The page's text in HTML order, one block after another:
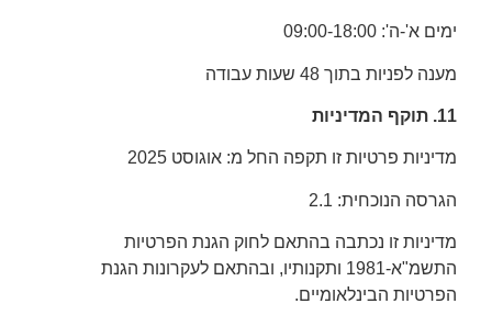
ימים א'-ה': 09:00-18:00
מענה לפניות בתוך 48 שעות עבודה
11. תוקף המדיניות
מדיניות פרטיות זו תקפה החל מ: אוגוסט 2025
הגרסה הנוכחית: 2.1
מדיניות זו נכתבה בהתאם לחוק הגנת הפרטיות
התשמ"א-1981 ותקנותיו, ובהתאם לעקרונות הגנת
הפרטיות הבינלאומיים.